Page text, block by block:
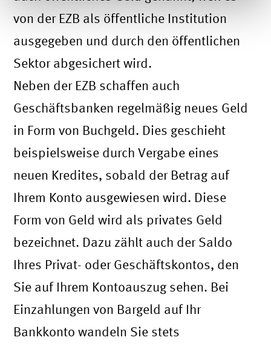
von der EZB als öffentliche Institution
ausgegeben und durch den öffentlichen
Sektor abgesichert wird.
Neben der EZB schaffen auch
Geschäftsbanken regelmäßig neues Geld
in Form von Buchgeld. Dies geschieht
beispielsweise durch Vergabe eines
neuen Kredites, sobald der Betrag auf
Ihrem Konto ausgewiesen wird. Diese
Form von Geld wird als privates Geld
bezeichnet. Dazu zählt auch der Saldo
Ihres Privat- oder Geschäftskontos, den
Sie auf Ihrem Kontoauszug sehen. Bei
Einzahlungen von Bargeld auf Ihr
Bankkonto wandeln Sie stets